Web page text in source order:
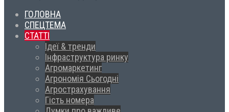
ГОЛОВНА
СПЕЦТЕМА
СТАТТІ
Ідеї & тренди
Інфраструктура ринку
Агромаркетинг
Агрономія Сьогодні
Агрострахування
Гість номера